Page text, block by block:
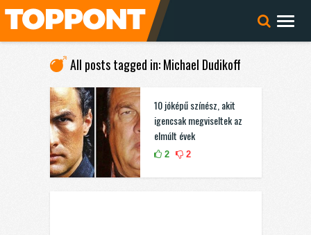
All posts tagged in: Michael Dudikoff
10 jóképű színész, akit
igencsak megviseltek az
elmúlt évek
2 2